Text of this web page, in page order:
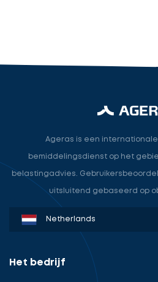
Ageras is een
bemiddelingsdienst op het
belastingadvies.
uitsluitend gebaseerd op
Denmark
Sweden
Norway
Netherlands
Germany
USA
Het bedrijf